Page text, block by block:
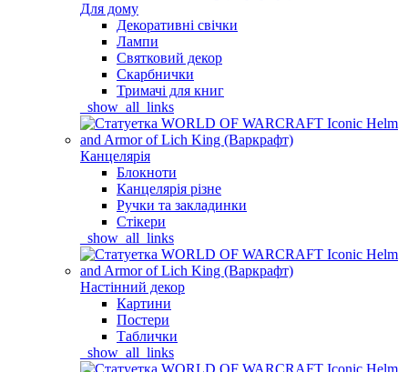
Для дому
Декоративні свічки
Лампи
Святковий декор
Скарбнички
Тримачі для книг
_show_all_links
Канцелярія
Блокноти
Канцелярія різне
Ручки та закладинки
Стікери
_show_all_links
Настінний декор
Картини
Постери
Таблички
_show_all_links